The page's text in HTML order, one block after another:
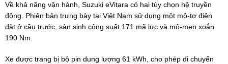
Về khả năng vận hành, Suzuki eVitara có hai tùy chọn hệ truyền
động. Phiên bản trưng bày tại Việt Nam sử dụng một mô-tơ điện
đặt ở cầu trước, sản sinh công suất 171 mã lực và mô-men xoắn
190 Nm.
Xe được trang bị bộ pin dung lượng 61 kWh, cho phép di chuyển